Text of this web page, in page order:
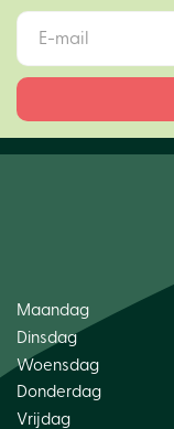
Maandag
Dinsdag
Woensdag
Donderdag
Vrijdag